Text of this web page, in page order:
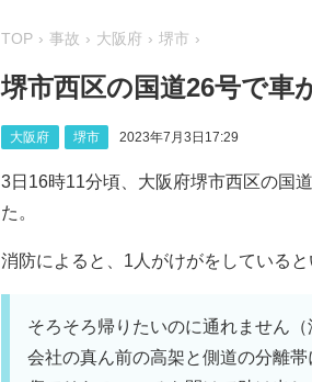
TOP 事故 大阪府 堺市
堺市西区の国道26号で車
大阪府 堺市 2023年7月3日17:29
3日16時11分頃、大阪府堺市西区の国
た。
消防によると、1人がけがをしている
そろそろ帰りたいのに通れません（
会社の真ん前の高架と側道の分離